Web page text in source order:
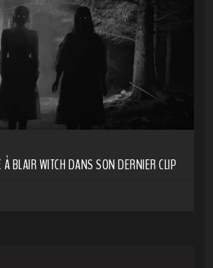
BLAIR WITCH DANS SON DERNIER CLIP